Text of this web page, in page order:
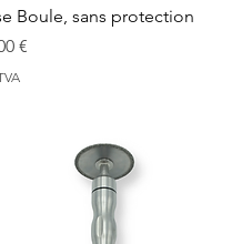
Boule, sans protection
€